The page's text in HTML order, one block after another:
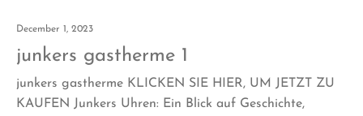
December 1, 2023
junkers gastherme 1
junkers gastherme KLICKEN SIE HIER, UM JETZT ZU
KAUFEN Junkers Uhren: Ein Blick auf Geschichte,